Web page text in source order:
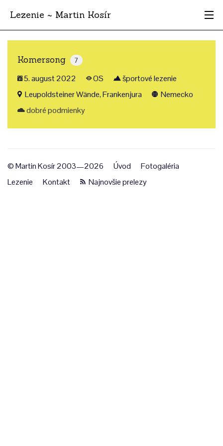
Lezenie ~ Martin Kosír
Najhodnotnejšie
Krajina
Štýl
Komersong 7
5. august 2022 OS
športové lezenie
Leupoldsteiner Wände, Frankenjura
Nemecko
dobré podmienky
© Martin Kosír 2003—2026 Úvod
Fotogaléria
Lezenie
Kontakt Najnovšie prelezy